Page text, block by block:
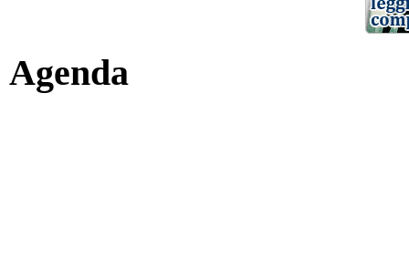
Agenda